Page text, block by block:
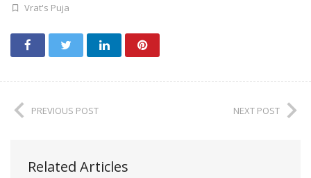
Vrat's Puja
PREVIOUS POST NEXT POST
Related Articles